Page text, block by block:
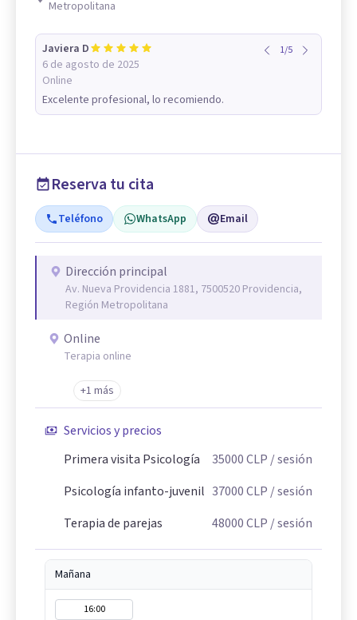
Metropolitana
Javiera D
6 de agosto de 2025
Online
1/5
Excelente profesional, lo recomiendo.
Reserva tu cita
Teléfono WhatsApp Email
Dirección principal
Av. Nueva Providencia 1881, 7500520 Providencia,
Región Metropolitana
Online
Terapia online
+1 más
Servicios y precios
Primera visita Psicología
35000CLP / sesión
Psicología infanto-juvenil 37000CLP / sesión
Terapia de parejas
48000CLP / sesión
Mañana
16:00